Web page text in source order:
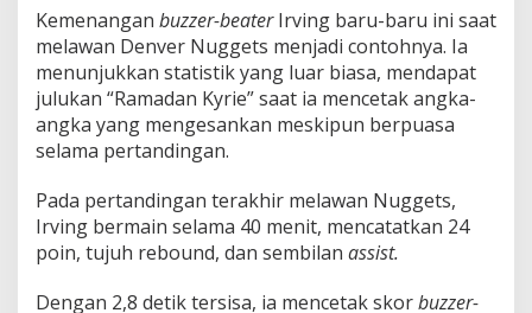
Kemenangan buzzer-beaterIrving baru-baru ini saat
melawan Denver Nuggets menjadi contohnya. Ia
menunjukkan statistik yang luar biasa, mendapat
julukan “Ramadan Kyrie” saat ia mencetak angka-
angka yang mengesankan meskipun berpuasa
selama pertandingan.
Pada pertandingan terakhir melawan Nuggets,
Irving bermain selama 40 menit, mencatatkan 24
poin, tujuh rebound, dan sembilan assist.
Dengan 2,8 detik tersisa, ia mencetak skorbuzzer-